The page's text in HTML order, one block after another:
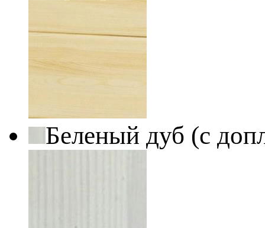
Беленый дуб (с